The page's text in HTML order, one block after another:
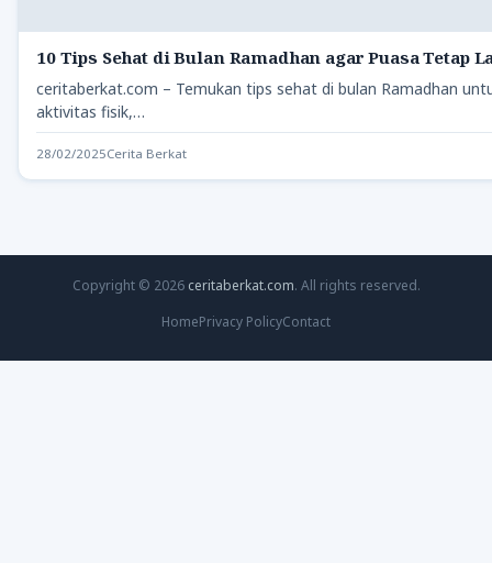
10 Tips Sehat di Bulan Ramadhan agar Puasa Tetap
ceritaberkat.com – Temukan tips sehat di bulan Ramadhan
aktivitas fisik,…
28/02/2025Cerita Berkat
Copyright © 2026 ceritaberkat.com. All rights reserved.
HomePrivacy PolicyContact